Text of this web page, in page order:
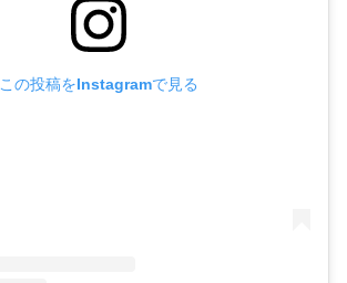
この投稿をInstagramで見る